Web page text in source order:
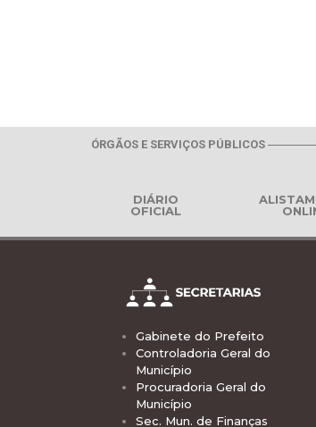
ÓRGÃOS E SERVIÇOS PÚBLICOS
DIÁRIO
OFICIAL
Gabinete do Prefeito
Controladoria Geral do
Município
Procuradoria Geral do
Município
Sec. Mun. de Finanças